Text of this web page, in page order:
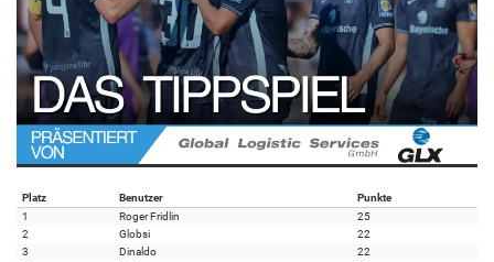
Platz Benutzer
Punkte
1
Roger Fridlin
25
2
Globsi
22
3
Dinaldo
22